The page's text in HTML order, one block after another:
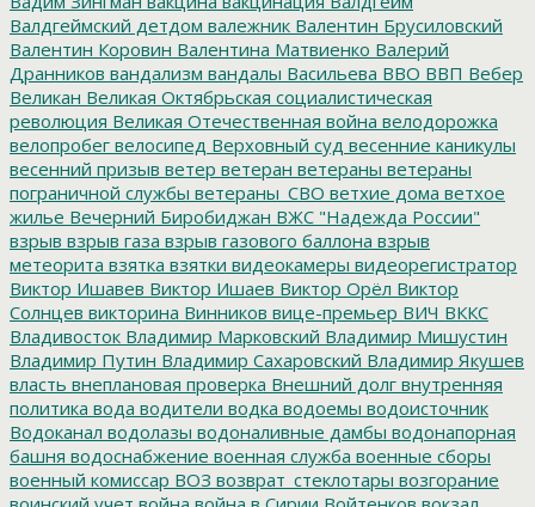
Валдгеймский детдом валежник Валентин Брусиловский
Валентин Коровин Валентина Матвиенко Валерий
Дранников вандализм вандалы Васильева ВВО ВВП Вебер
Великан Великая Октябрьская социалистическая
революция Великая Отечественная война велодорожка
велопробег велосипед Верховный суд весенние каникулы
весенний призыв ветер ветеран ветераны ветераны
пограничной службы ветераны_СВО ветхие дома ветхое
жилье Вечерний Биробиджан ВЖС "Надежда России"
взрыв взрыв газа взрыв газового баллона взрыв
метеорита взятка взятки видеокамеры видеорегистратор
Виктор Ишавев Виктор Ишаев Виктор Орёл Виктор
Солнцев викторина Винников вице-премьер ВИЧ ВККС
Владивосток Владимир Марковский Владимир Мишустин
Владимир Путин Владимир Сахаровский Владимир Якушев
власть внеплановая проверка Внешний долг внутренняя
политика вода водители водка водоемы водоисточник
Водоканал водолазы водоналивные дамбы водонапорная
башня водоснабжение военная служба военные сборы
военный комиссар ВОЗ возврат_стеклотары возгорание